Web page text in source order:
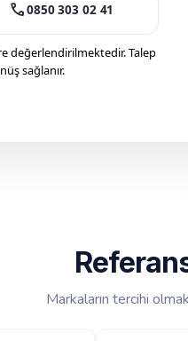
call0850 303 02 41
değerlendirilmektedir. Talep
sağlanır.
Markaların tercihi